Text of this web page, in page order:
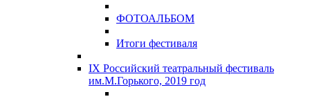
ФОТОАЛЬБОМ
Итоги фестиваля
IX Российский театральный фестиваль
им.М.Горького, 2019 год